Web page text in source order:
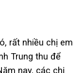
rất nhiều chị em
Trung thu để
nay, các chị